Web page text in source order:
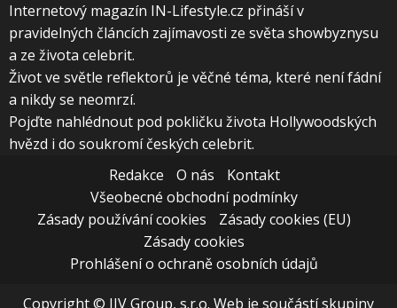
Internetový magazín IN-Lifestyle.cz přináší v
pravidelných článcích zajímavosti ze světa showbyznysu
a ze života celebrit.
Život ve světle reflektorů je věčné téma, které není fádní
a nikdy se neomrzí.
Pojďte nahlédnout pod pokličku života Hollywoodských
hvězd i do soukromí českých celebrit.
Redakce
O nás
Kontakt
Všeobecné obchodní podmínky
Zásady používání cookies
Zásady cookies (EU)
Zásady cookies
Prohlášení o ochraně osobních údajů
Copyright © JJV Group, s.r.o. Web je součástí skupiny